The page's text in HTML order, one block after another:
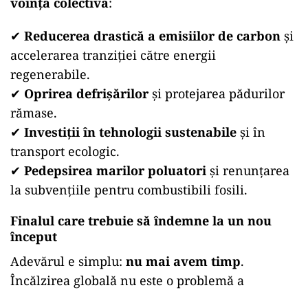
✔ Reducerea drastică a emisiilor de carbon și
accelerarea tranziției către energii
regenerabile.
✔ Oprirea defrișărilor și protejarea pădurilor
rămase.
✔ Investiții în tehnologii sustenabile și în
transport ecologic.
✔ Pedepsirea marilor poluatori și renunțarea
la subvențiile pentru combustibili fosili.
Finalul care trebuie să îndemne la un nou
început
Adevărul e simplu: nu mai avem timp.
Încălzirea globală nu este o problemă a